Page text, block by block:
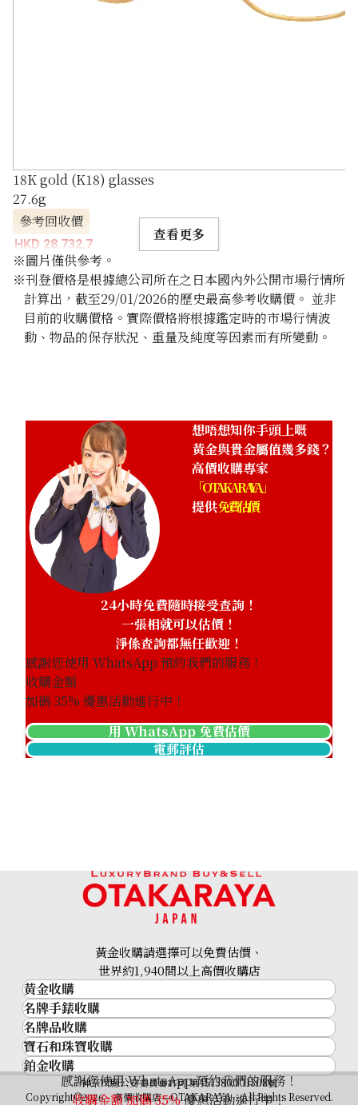
18K gold (K18) glasses
27.6g
參考回收價
HKD 28,732.7
查看更多
※圖片僅供參考。
※刊登價格是根據總公司所在之日本國內外公開市場行情所
計算出，截至29/01/2026的歷史最高參考收購價。 並非
目前的收購價格。實際價格將根據鑑定時的市場行情波
動、物品的保存狀況、重量及純度等因素而有所變動。
想唔想知你手頭上嘅
黃金與貴金屬值幾多錢？
高價收購專家
「OTAKARAYA」
提供免費估價
24小時免費隨時接受查詢！
一張相就可以估價！
淨係查詢都無任歡迎！
感謝您使用 WhatsApp 預約我們的服務！
收購金額
加碼35% 優惠活動進行中！
用 WhatsApp 免費估價
電郵評估
感謝您使用 WhatsApp 預約我們的服務！
收購金額 加碼35%優惠活動進行中！
黃金收購請選擇可以免費估價、
世界約1,940間以上高價收購店
黃金收購
黃金･金條
金條
金幣及銀幣
過去十年黃金價格
金飾
名牌手錶收購
名牌手錶收購
勞力士 (Rolex)
Patek Philippe
Audemars Piguet
名牌品收購
名牌品收購
HERMES
LOUIS VUITTON
寶石和珠寶收購
寶石和珠寶
鉑金收購
神奈川縣公安委員會許可 第451380001308號
Copyright©2026 高價收購店—OTAKARAYA All Rights Reserved.